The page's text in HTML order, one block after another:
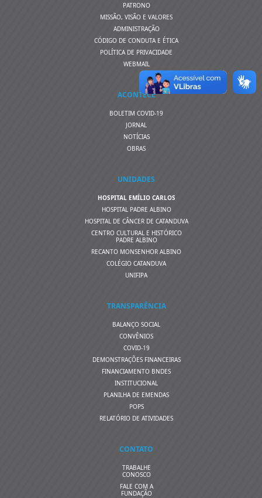
PATRONO
MISSÃO, VISÃO E VALORES
ADMINISTRAÇÃO
CÓDIGO DE CONDUTA E ÉTICA
POLÍTICA DE PRIVACIDADE
WEBMAIL
ACONTECE
BOLETIM COVID-19
JORNAL
NOTÍCIAS
OBRAS
UNIDADES
HOSPITAL EMÍLIO CARLOS
HOSPITAL PADRE ALBINO
HOSPITAL DE CÂNCER DE CATANDUVA
CENTRO CULTURAL E HISTÓRICO
PADRE ALBINO
RECANTO MONSENHOR ALBINO
COLÉGIO CATANDUVA
UNIFIPA
TRANSPARÊNCIA
BALANÇO SOCIAL
CONVÊNIOS
COVID-19
DEMONSTRAÇÕES FINANCEIRAS
FINANCIAMENTO BNDES
INSTITUCIONAL
PLANILHA DE EMENDAS
POPS
RELATÓRIO DE ATIVIDADES
CONTATO
TRABALHE
CONOSCO
FALE COM A
FUNDAÇÃO